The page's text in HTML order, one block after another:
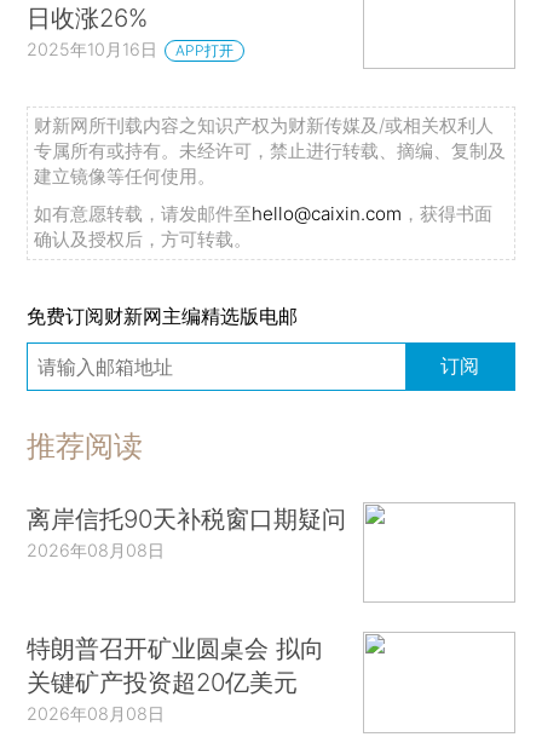
日收涨26%
2025年10月16日 APP打开
财新网所刊载内容之知识产权为财新传媒及/或相关权利人
专属所有或持有。未经许可，禁止进行转载、摘编、复制及
建立镜像等任何使用。
如有意愿转载，请发邮件至hello@caixin.com ，获得书面
确认及授权后，方可转载。
免费订阅财新网主编精选版电邮
订阅
推荐阅读
离岸信托90天补税窗口期疑问
2026年08月08日
特朗普召开矿业圆桌会 拟向
关键矿产投资超20亿美元
2026年08月08日